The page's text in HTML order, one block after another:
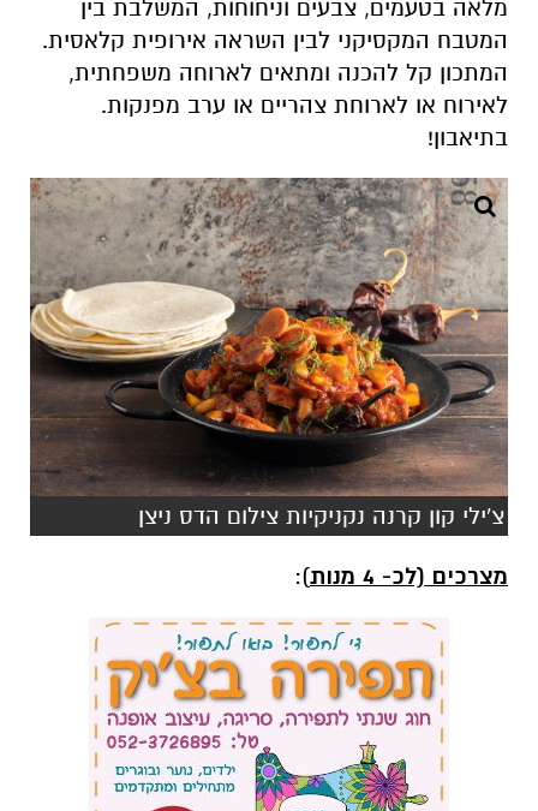
בתיאבון!
צ'ילי קון קרנה נקניקיות צילום הדס ניצן
מצרכים (לכ- 4 מנות